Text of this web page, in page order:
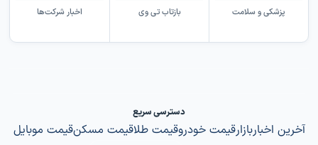
پزشکی و سلامت
بازتاب تی وی
اخبار شرکت‌ها
دسترسی سریع
آخرین اخباربازارقیمت خودروقیمت طلاقیمت مسکنقیمت موبایل